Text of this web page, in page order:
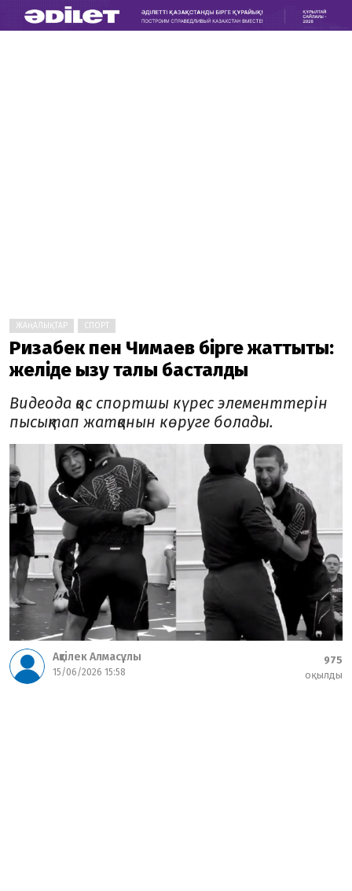
ЖАҢАЛЫҚТАР СПОРТ
Ризабек пен Чимаев бірге жаттықты:
желіде қызу талқы басталды
Видеода қос спортшы күрес элементтерін
пысықтап жатқанын көруге болады.
Ақтілек Алмасұлы
15/06/2026 15:58
975
оқылды